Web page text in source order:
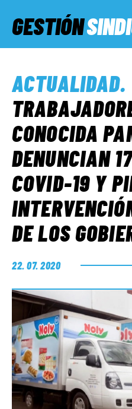
GESTIÓN
SERVICIOS
INFORMES
FUERA DE
EL LADO «G»
ACTUALIDAD.
CONOCIDA
DENUNCIAN
COVID-19 Y
DE LOS
22. 07. 2020